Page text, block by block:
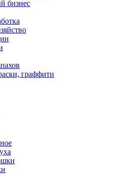
бизнес
граффити